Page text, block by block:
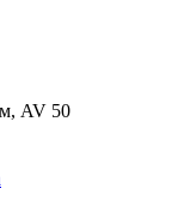
AV 50